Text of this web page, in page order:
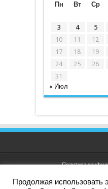
Пн
Вт Ср
3
4 5
10
11 12
17
18 19
24
25 26
31
« Июл
Политика
Продолжая использовать